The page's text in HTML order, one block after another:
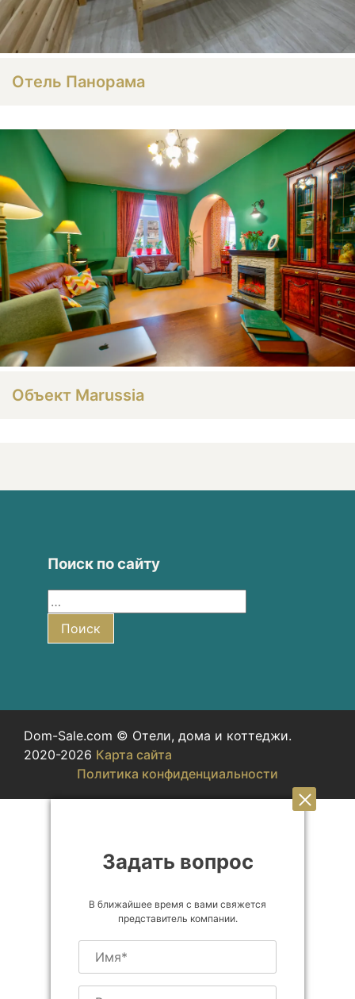
Отель Панорама
Объект Marussia
Поиск по сайту
Поиск
Dom-Sale.com © Отели, дома и коттеджи.
2020-2026 Карта сайта
Политика конфиденциальности
Задать вопрос
В ближайшее время с вами свяжется
представитель компании.